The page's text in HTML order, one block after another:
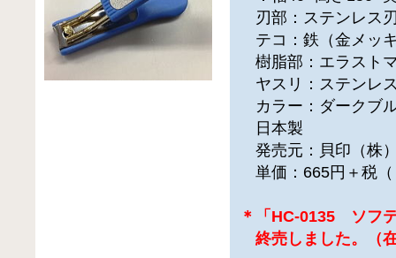
刃部：ステンレス
テコ：鉄（金メッ
樹脂部：エラスト
ヤスリ：ステンレ
カラー：ダークブ
日本製
発売元：貝印（株
単価：665円＋税（
＊「HC-0135 ソフ
終売しました。（